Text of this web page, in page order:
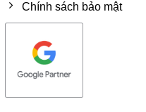
Chính sách bảo mật